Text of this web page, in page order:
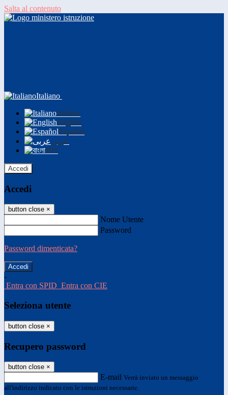
Salta al contenuto
Italiano
Italiano
English
Español
عربى
বাংলা
Accedi
Accedi
button close ×
Nome Utente
Password
Password dimenticata?
-
Entra con SPID Entra con CIE
Seleziona utente
button close ×
Recupero password
button close ×
E-mail Verrà inviato un messaggio
all'indirizzo indicato con le istruzioni necessarie.